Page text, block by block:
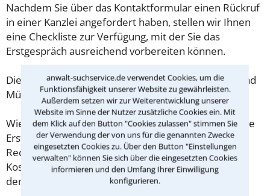
anwalt-suchservice.de verwendet Cookies, um die
Funktionsfähigkeit unserer Website zu gewährleisten.
Außerdem setzen wir zur Weiterentwicklung unserer
Website im Sinne der Nutzer zusätzliche Cookies ein. Mit
dem Klick auf den Button "Cookies zulassen" stimmen Sie
der Verwendung der von uns für die genannten Zwecke
eingesetzten Cookies zu. Über den Button "Einstellungen
verwalten" können Sie sich über die eingesetzten Cookies
informieren und den Umfang Ihrer Einwilligung
konfigurieren.
Nachdem Sie über das Kontaktformular einen Rückruf
in einer Kanzlei angefordert haben, stellen wir Ihnen
eine Checkliste zur Verfügung, mit der Sie das
Erstgespräch ausreichend vorbereiten können.
Die Kosten eines Anwalts für Studienplatzklage in Bad
Münstereifel sind oft geringer als gedacht!
Wieviel ein Rechtsanwalt in Bad Münstereifel für eine
Erstberatung verlangen darf, ist in §34 des
Rechtsanwaltsvergütungsgesetz (RVG) geregelt. Die
Kosten für das erste Beratungsgespräch betragen
demnach maximal 190,00 € zzgl. MwSt.